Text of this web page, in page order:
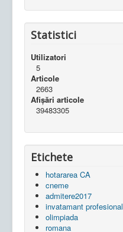
Statistici
Utilizatori
5
Articole
2663
Afișări articole
39483305
Etichete
hotararea CA
cneme
admitere2017
invatamant profesional
olimpiada
romana